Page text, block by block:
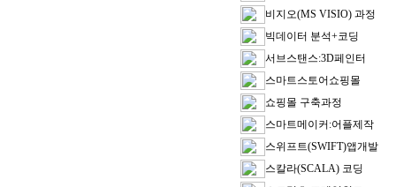
비지오(MS VISIO) 과정
빅데이터 분석+코딩
서브스탠스:3D페인터
스마트스토어쇼핑몰
쇼핑몰 구축과정
스마트메이커:어플제작
스위프트(SWIFT)앱개발
스칼라(SCALA) 코딩